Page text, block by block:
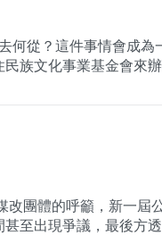
何從？這件事情會成
族文化事業基金會來
團體的呼籲，新一屆
至出現爭議，最後方